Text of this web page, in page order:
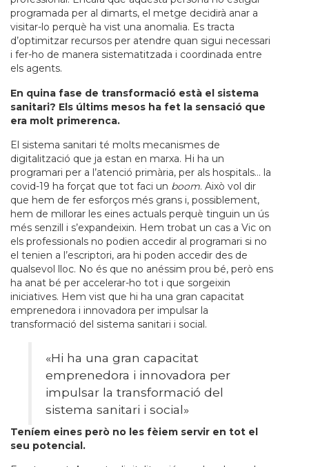
programada per al dimarts, el metge decidirà anar a
visitar-lo perquè ha vist una anomalia. Es tracta
d’optimitzar recursos per atendre quan sigui necessari
i fer-ho de manera sistematitzada i coordinada entre
els agents.
En quina fase de transformació està el sistema
sanitari? Els últims mesos ha fet la sensació que
era molt primerenca.
El sistema sanitari té molts mecanismes de
digitalització que ja estan en marxa. Hi ha un
programari per a l’atenció primària, per als hospitals… la
covid-19 ha forçat que tot faci un boom. Això vol dir
que hem de fer esforços més grans i, possiblement,
hem de millorar les eines actuals perquè tinguin un ús
més senzill i s’expandeixin. Hem trobat un cas a Vic on
els professionals no podien accedir al programari si no
el tenien a l’escriptori, ara hi poden accedir des de
qualsevol lloc. No és que no anéssim prou bé, però ens
ha anat bé per accelerar-ho tot i que sorgeixin
iniciatives. Hem vist que hi ha una gran capacitat
emprenedora i innovadora per impulsar la
transformació del sistema sanitari i social.
«Hi ha una gran capacitat
emprenedora i innovadora per
impulsar la transformació del
sistema sanitari i social»
Teníem eines però no les fèiem servir en tot el
seu potencial.